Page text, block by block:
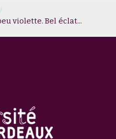
violette. Bel éclat...